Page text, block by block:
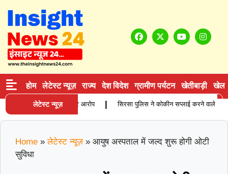
होम लेटेस्ट न्यूज़ राज्य देश विदेश ग्रामीण पर्यटन खेतीबाड़ी खेल
लेटेस्ट न्यूज़
मौत, परिजनों ने लगाए गंभीर आरोप | सिरसा पुलिस ने कोकीन सप्लाई करने वाले आरोपी
Home » लेटेस्ट न्यूज़ »आयुष अस्पताल में जल्द शुरू होगी ओटी
सुविधा